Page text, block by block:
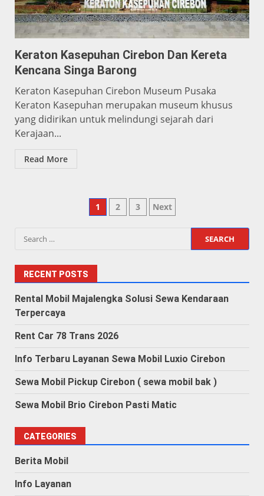
Keraton Kasepuhan Cirebon Dan Kereta
Kencana Singa Barong
Keraton Kasepuhan Cirebon Museum Pusaka
Keraton Kasepuhan merupakan museum khusus
yang didirikan untuk melindungi sejarah dari
Kerajaan...
Read More
Posts
1 2 3 Next
Search
RECENT POSTS
Rental Mobil Majalengka Solusi Sewa Kendaraan
Terpercaya
Rent Car 78 Trans 2026
Info Terbaru Layanan Sewa Mobil Luxio Cirebon
Sewa Mobil Pickup Cirebon ( sewa mobil bak )
Sewa Mobil Brio Cirebon Pasti Matic
CATEGORIES
Berita Mobil
Info Layanan